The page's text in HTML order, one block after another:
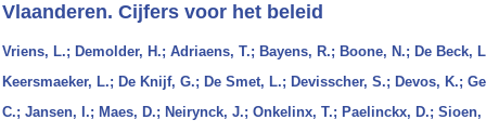
Vlaanderen. Cijfers voor het beleid
Vriens, L.; Demolder, H.; Adriaens, T.; Bayens, R.; Boone, N.; De Beck,
Keersmaeker, L.; De Knijf, G.; De Smet, L.; Devisscher, S.; Devos, K.;
C.; Jansen, I.; Maes, D.; Neirynck, J.; Onkelinx, T.; Paelinckx, D.; Sioen,